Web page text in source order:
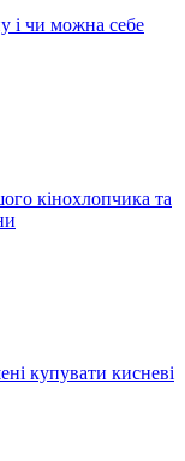
і чи можна себе
кінохлопчика та
купувати кисневі